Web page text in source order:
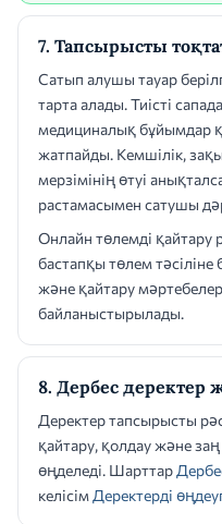
7. Тапсырысты
Сатып алушы тауар
тарта алады. Тиісті
медициналық бұйымдар
жатпайды. Кемшілік,
мерзімінің өтуі
растамасымен сатушы
Онлайн төлемді қайтару
бастапқы төлем
және қайтару
байланыстырылады.
8. Дербес деректер
Деректер тапсырысты
қайтару, қолдау және
өңделеді. Шарттар
келісім Деректерді